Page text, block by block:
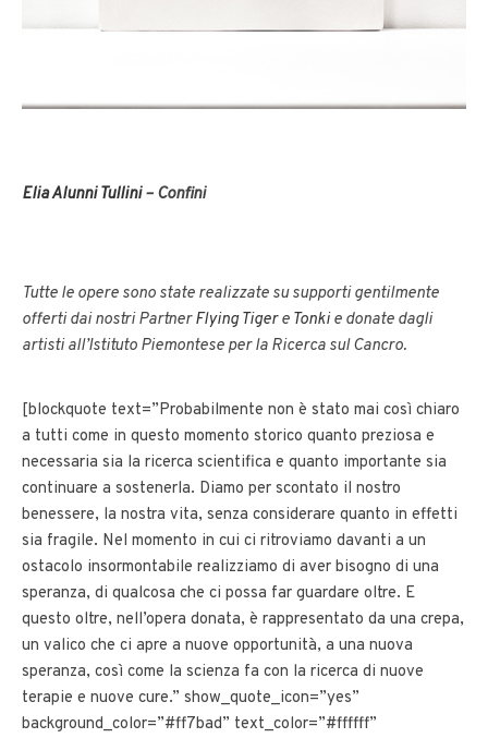
Elia Alunni Tullini– Confini
Tutte le opere sono state realizzate su supporti gentilmente
offerti dai nostri PartnerFlying Tigere Tonkie donate dagli
artisti all’Istituto Piemontese per la Ricerca sul Cancro.
[blockquote text=”Probabilmente non è stato mai così chiaro
a tutti come in questo momento storico quanto preziosa e
necessaria sia la ricerca scientifica e quanto importante sia
continuare a sostenerla. Diamo per scontato il nostro
benessere, la nostra vita, senza considerare quanto in effetti
sia fragile. Nel momento in cui ci ritroviamo davanti a un
ostacolo insormontabile realizziamo di aver bisogno di una
speranza, di qualcosa che ci possa far guardare oltre. E
questo oltre, nell’opera donata, è rappresentato da una crepa,
un valico che ci apre a nuove opportunità, a una nuova
speranza, così come la scienza fa con la ricerca di nuove
terapie e nuove cure.” show_quote_icon=”yes”
background_color=”#ff7bad” text_color=”#ffffff”